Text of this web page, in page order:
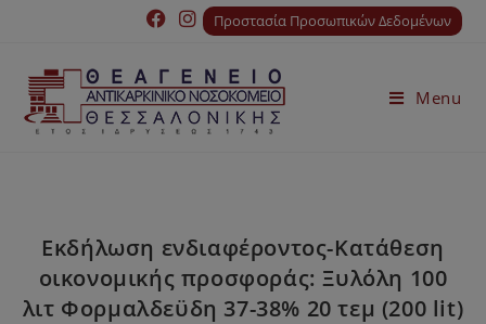
Προστασία Προσωπικών Δεδομένων
Menu
Εκδήλωση ενδιαφέροντος-Κατάθεση
οικονομικής προσφοράς: Ξυλόλη 100
λιτ Φορμαλδεϋδη 37-38% 20 τεμ (200 lit)